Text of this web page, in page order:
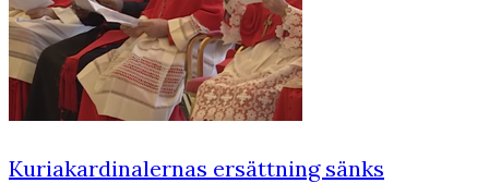
Kuriakardinalernas ersättning sänks